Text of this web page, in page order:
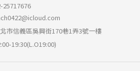
25717676
市信義區吳興街170巷1弄3號一樓
19:30(L.O19:00)